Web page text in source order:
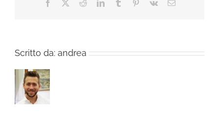
Facebook RedditLinkedInTumblr Pinterest
Vk Email
Scritto da: andrea